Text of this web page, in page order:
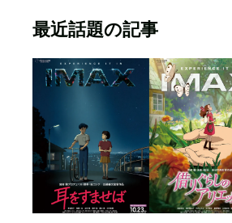
最近話題の記事